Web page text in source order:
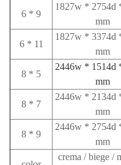
6 * 9
1827w * 2754d
mm
6 * 11
1827w * 3374d
mm
8 * 5
2446w * 1514d
mm
8 * 7
2446w * 2134d
mm
8 * 9
2446w * 2754d
mm
crema / biege /